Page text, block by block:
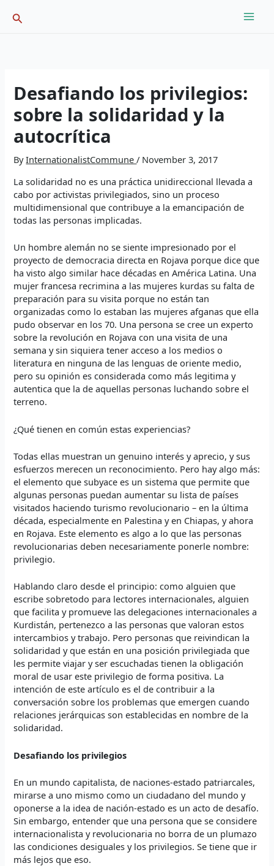
Search
Desafiando los privilegios:
sobre la solidaridad y la
autocrítica
ByInternationalistCommune/ November 3, 2017
La solidaridad no es una práctica unidireccional llevada a
cabo por activistas privilegiados, sino un proceso
multidimensional que contribuye a la emancipación de
todas las personas implicadas.
Un hombre alemán no se siente impresionado por el
proyecto de democracia directa en Rojava porque dice que
ha visto algo similar hace décadas en América Latina. Una
mujer francesa recrimina a las mujeres kurdas su falta de
preparación para su visita porque no están tan
organizadas como lo estaban las mujeres afganas que ella
pudo observar en los 70. Una persona se cree un experto
sobre la revolución en Rojava con una visita de una
semana y sin siquiera tener acceso a los medios o
literatura en ninguna de las lenguas de oriente medio,
pero su opinión es considerada como más legitima y
autentica que la de aquellas personas luchando sobre el
terreno.
¿Qué tienen en común estas experiencias?
Todas ellas muestran un genuino interés y aprecio, y sus
esfuerzos merecen un reconocimiento. Pero hay algo más:
el elemento que subyace es un sistema que permite que
algunas personas puedan aumentar su lista de países
visitados haciendo turismo revolucionario – en la última
década, especialmente en Palestina y en Chiapas, y ahora
en Rojava. Este elemento es algo a lo que las personas
revolucionarias deben necesariamente ponerle nombre:
privilegio.
Hablando claro desde el principio: como alguien que
escribe sobretodo para lectores internacionales, alguien
que facilita y promueve las delegaciones internacionales a
Kurdistán, pertenezco a las personas que valoran estos
intercambios y trabajo. Pero personas que reivindican la
solidaridad y que están en una posición privilegiada que
les permite viajar y ser escuchadas tienen la obligación
moral de usar este privilegio de forma positiva. La
intención de este artículo es el de contribuir a la
conversación sobre los problemas que emergen cuando
relaciones jerárquicas son establecidas en nombre de la
solidaridad.
Desafiando los privilegios
En un mundo capitalista, de naciones-estado patriarcales,
mirarse a uno mismo como un ciudadano del mundo y
oponerse a la idea de nación-estado es un acto de desafío.
Sin embargo, entender que una persona que se considere
internacionalista y revolucionaria no borra de un plumazo
las condiciones desiguales y los privilegios. Se tiene que ir
más lejos que eso.